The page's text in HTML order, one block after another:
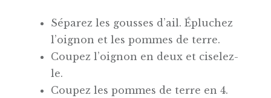
Séparez les gousses d’ail. Épluchez
l’oignon et les pommes de terre.
Coupez l’oignon en deux et ciselez-
le.
Coupez les pommes de terre en 4.